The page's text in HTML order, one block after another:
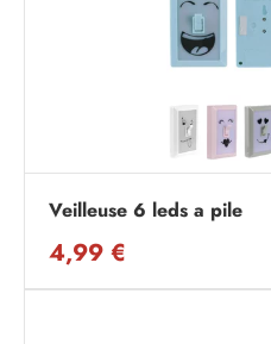
Veilleuse 6 leds a pile
4,99 €